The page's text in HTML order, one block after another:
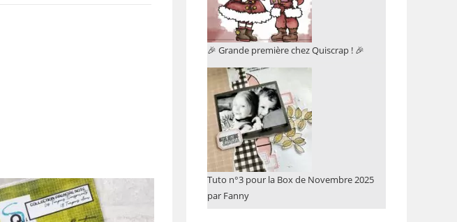
🎉 Grande première chez Quiscrap ! 🎉
Tuto n°3 pour la Box de Novembre 2025
par Fanny